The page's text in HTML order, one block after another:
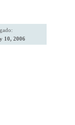
10, 2006